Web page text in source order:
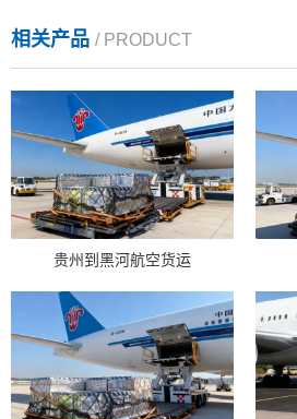
相关产品 / PRODUCT
贵州到黑河航空货运